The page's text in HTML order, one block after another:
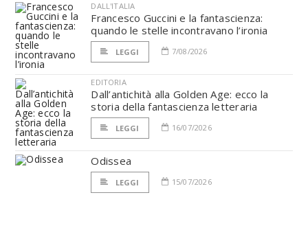
DALL'ITALIA
Francesco Guccini e la fantascienza:
quando le stelle incontravano l’ironia
LEGGI 7/08/2026
EDITORIA
Dall’antichità alla Golden Age: ecco la
storia della fantascienza letteraria
LEGGI 16/07/2026
Odissea
LEGGI 15/07/2026